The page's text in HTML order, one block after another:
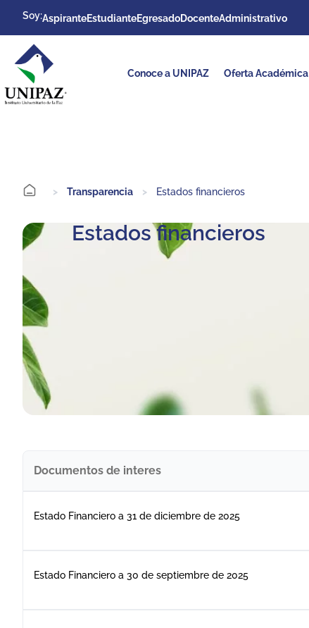
Soy:AspiranteEstudianteEgresadoDocenteAdministrativo
Conoce a UNIPAZ Oferta Académica
> Transparencia > Estados financieros
Estados financieros
Documentos de interes
Estado Financiero a 31 de diciembre de 2025
Estado Financiero a 30 de septiembre de 2025